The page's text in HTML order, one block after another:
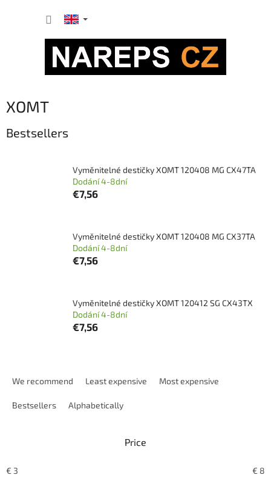
XOMT
Bestsellers
Vyměnitelné destičky XOMT 120408 MG CX47TA
Dodání 4-8dní
€7,56
Vyměnitelné destičky XOMT 120408 MG CX37TA
Dodání 4-8dní
€7,56
Vyměnitelné destičky XOMT 120412 SG CX43TX
Dodání 4-8dní
€7,56
o
We recommend Least expensive Most expensive
Bestsellers Alphabetically
Price
€ 3 € 8